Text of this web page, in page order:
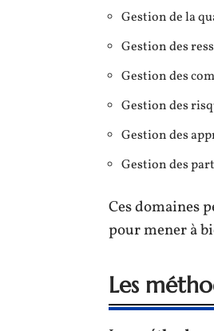
Gestion de la
Gestion des
Gestion des
Gestion des
Gestion des
Gestion des
Ces domaines
pour mener à
Les